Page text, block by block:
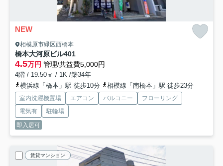
NEW
相模原市緑区西橋本
橋本大河原ビル401
4.5万円 管理/共益費5,000円
4階 / 19.50㎡ / 1K /築34年
横浜線「橋本」駅 徒歩10分
相模線「南橋本」駅 徒歩23分
室内洗濯機置場 エアコン バルコニー
フローリング
電気有
駐輪場
即入居可
賃貸マンション